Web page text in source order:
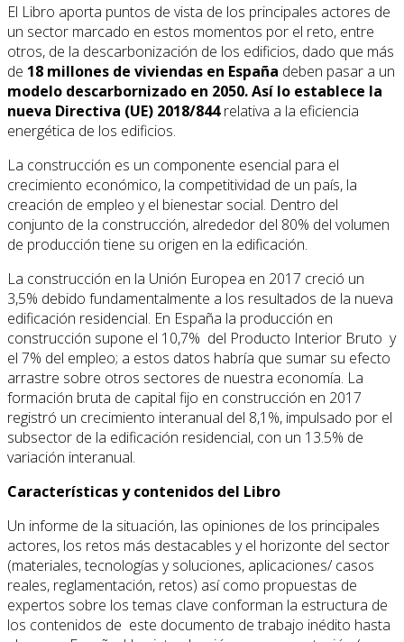
El Libro aporta puntos de vista de los principales actores de
un sector marcado en estos momentos por el reto, entre
otros, de la descarbonización de los edificios, dado que más
de 18 millones de viviendas en España deben pasar a un
modelo descarbornizado en 2050. Así lo establece la
nueva Directiva (UE) 2018/844relativa a la eficiencia
energética de los edificios.
La construcción es un componente esencial para el
crecimiento económico, la competitividad de un país, la
creación de empleo y el bienestar social. Dentro del
conjunto de la construcción, alrededor del 80% del volumen
de producción tiene su origen en la edificación.
La construcción en la Unión Europea en 2017 creció un
3,5% debido fundamentalmente a los resultados de la nueva
edificación residencial. En España la producción en
construcción supone el 10,7% del Producto Interior Bruto y
el 7% del empleo; a estos datos habría que sumar su efecto
arrastre sobre otros sectores de nuestra economía. La
formación bruta de capital fijo en construcción en 2017
registró un crecimiento interanual del 8,1%, impulsado por el
subsector de la edificación residencial, con un 13.5% de
variación interanual.
Características y contenidos del Libro
Un informe de la situación, las opiniones de los principales
actores, los retos más destacables y el horizonte del sector
(materiales, tecnologías y soluciones, aplicaciones/ casos
reales, reglamentación, retos) así como propuestas de
expertos sobre los temas clave conforman la estructura de
los contenidos de este documento de trabajo inédito hasta